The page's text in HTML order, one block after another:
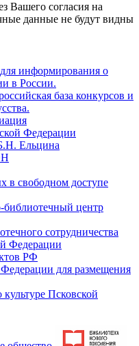
Вашего согласия на
данные не будут видны